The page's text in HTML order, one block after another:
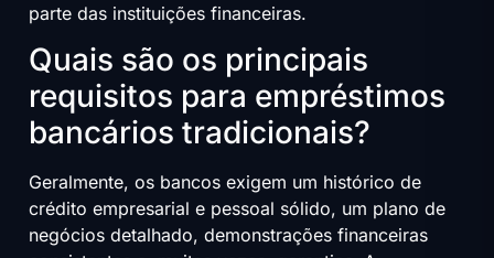
parte das instituições financeiras.
Quais são os principais
requisitos para empréstimos
bancários tradicionais?
Geralmente, os bancos exigem um histórico de
crédito empresarial e pessoal sólido, um plano de
negócios detalhado, demonstrações financeiras